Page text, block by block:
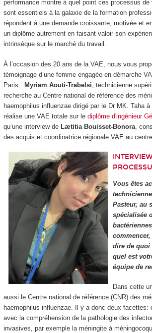
performance montre à quel point ces processus
sont essentiels à la galaxie de la formation
répondent à une demande croissante, motivée et
un diplôme autrement en faisant valoir son
intrinsèque sur le marché du travail.
À l’occasion des 20 ans de la VAE, nous vous
témoignage d’une femme engagée en démarche
Paris : Myriam Aouti-Trabelsi , technicienne
recherche au Centre national de référence des
haemophilus influenzae dirigé par le Dr MK. Taha
réalise une VAE totale sur le diplôme d'ingénieur
qu’une interview de Lætitia Bouisset-Bonora,
des acquis et coordinatrice régionale VAE au
Vous êtes
Pasteur, au
spécialisée
dire de quoi
quel est
équipe de
Dans cette
aussi le Centre national de référence (CNR) des
haemophilus influenzae. Il y a donc deux facettes:
avec la compréhension de la pathologie des
invasives, par exemple la méningite à